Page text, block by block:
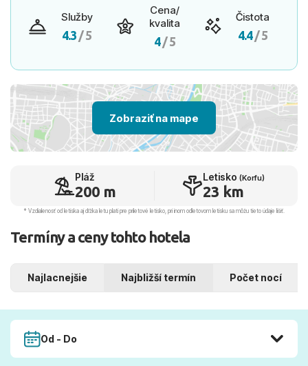
Služby
4.3 / 5
Cena/
kvalita
4/ 5
Čistota
4.4/ 5
Zobraziť na mape
Pláž
200 m
Letisko (Korfu)
23 km
* Vzdialenosť od letiska aj dľžka letu platí pre príletové letisko, pri inom odletovom letisku sa môžu tieto údaje líšiť.
Termíny a ceny tohto hotela
Najlacnejšie Najbližší termín Počet nocí
Od - Do